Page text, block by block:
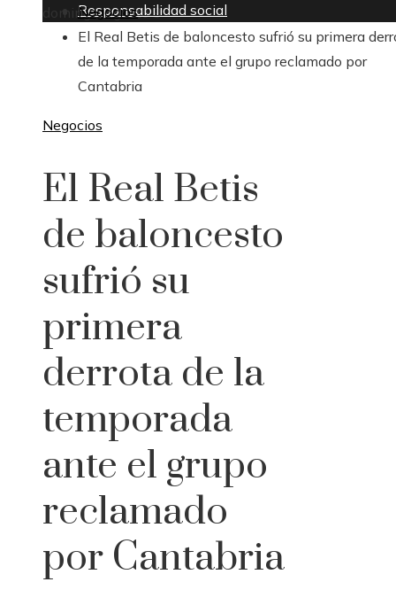
domingo, agosto 9
Responsabilidad social
Negocios
El Real Betis de baloncesto sufrió su primera
de la temporada ante el grupo reclamado por
Cantabria
Negocios
El Real Betis
de baloncesto
sufrió su
primera
derrota de la
temporada
ante el grupo
reclamado
por Cantabria